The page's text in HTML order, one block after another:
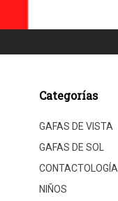
Categorías
GAFAS DE VISTA
GAFAS DE SOL
CONTACTOLOGÍA
NIÑOS